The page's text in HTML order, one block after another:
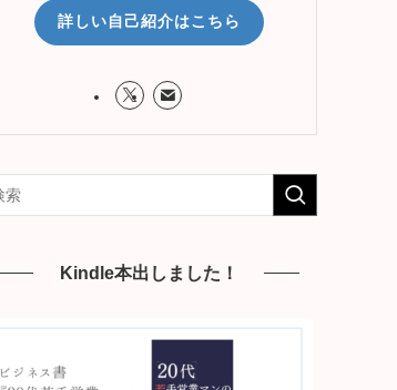
詳しい自己紹介はこちら
Kindle本出しました！